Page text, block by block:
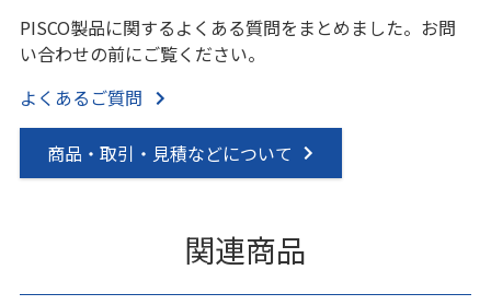
PISCO製品に関するよくある質問をまとめました。お問
い合わせの前にご覧ください。
よくあるご質問
商品・取引・見積などについて
関連商品